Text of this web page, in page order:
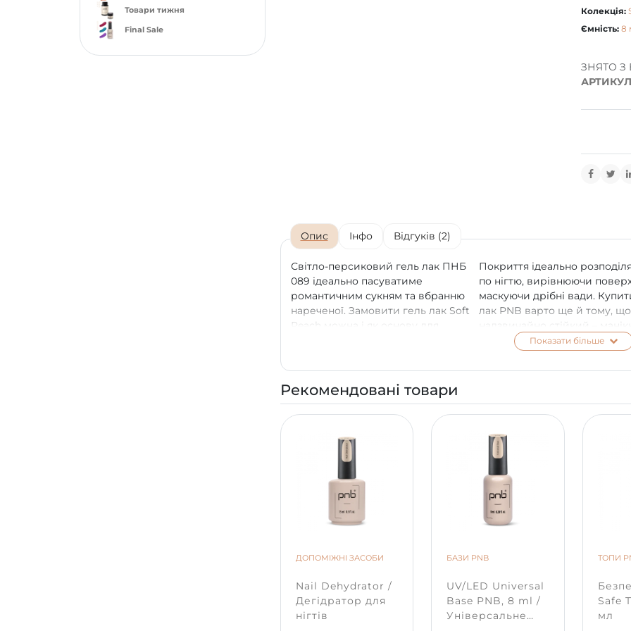
Товари тижня
Final Sale
Колекція:
Ємність: 8
ЗНЯТО
Опис Інфо Відгуків (2)
Світло-персиковий гель лак ПНБ
089 ідеально пасуватиме
романтичним сукням та вбранню
нареченої. Замовити гель лак Soft
Peach можна і як основу для
орнаментами.
Покриття ідеально
по нігтю, вирівнюючи
маскуючи дрібні вади.
лак PNB варто ще й тому, що
надзвичайно стійкий –
зберігається до трьох тижнів
подряпин і сколів.
користуванні, швидко
полімеризується під
ультрафіолетовою чи
світлодіодною лампою.
Показати більше
Рекомендовані товари
ДОПОМІЖНІ ЗАСОБИ
Nail Dehydrator /
Дегідратор для
нігтів
БАЗИ PNB
UV/LED Universal
Base PNB, 8 ml /
Універсальне
ТОПИ
Safe
мл